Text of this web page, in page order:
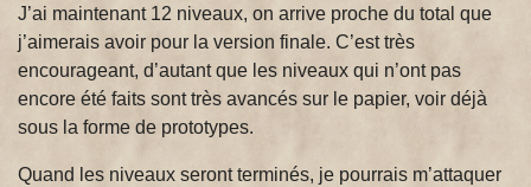
J’ai maintenant 12 niveaux, on arrive proche du total que
j’aimerais avoir pour la version finale. C’est très
encourageant, d’autant que les niveaux qui n’ont pas
encore été faits sont très avancés sur le papier, voir déjà
sous la forme de prototypes.
Quand les niveaux seront terminés, je pourrais m’attaquer